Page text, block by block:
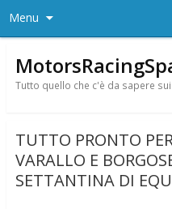
Menu
Tutto quello che c'è da sapere
TUTTO PRONTO
VARALLO E
SETTANTINA DI